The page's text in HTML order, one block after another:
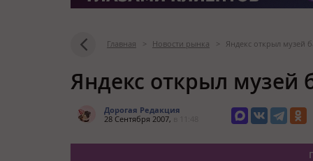
Главная > Новости рынка > Яндекс открыл музей
Яндекс открыл музей
Дорогая Редакция
28 Сентября 2007,